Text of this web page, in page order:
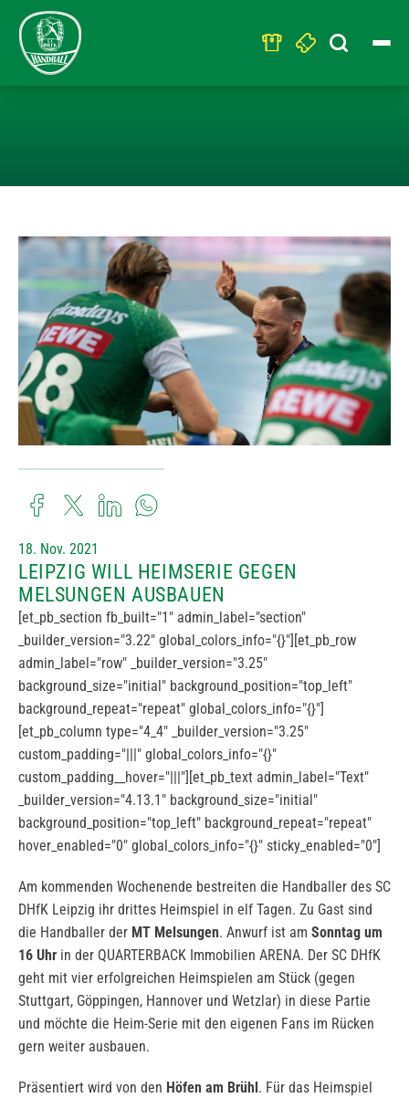
Search
for:
18. Nov. 2021
LEIPZIG WILL HEIMSERIE GEGEN
MELSUNGEN AUSBAUEN
[et_pb_section fb_built="1" admin_label="section"
_builder_version="3.22" global_colors_info="{}"][et_pb_row
admin_label="row" _builder_version="3.25"
background_size="initial" background_position="top_left"
background_repeat="repeat" global_colors_info="{}"]
[et_pb_column type="4_4" _builder_version="3.25"
custom_padding="|||" global_colors_info="{}"
custom_padding__hover="|||"][et_pb_text admin_label="Text"
_builder_version="4.13.1" background_size="initial"
background_position="top_left" background_repeat="repeat"
hover_enabled="0" global_colors_info="{}" sticky_enabled="0"]
Am kommenden Wochenende bestreiten die Handballer des SC
DHfK Leipzig ihr drittes Heimspiel in elf Tagen. Zu Gast sind
die Handballer der MT Melsungen. Anwurf ist am Sonntag um
16 Uhr in der QUARTERBACK Immobilien ARENA. Der SC DHfK
geht mit vier erfolgreichen Heimspielen am Stück (gegen
Stuttgart, Göppingen, Hannover und Wetzlar) in diese Partie
und möchte die Heim-Serie mit den eigenen Fans im Rücken
gern weiter ausbauen.
Präsentiert wird von den Höfen am Brühl . Für das Heimspiel